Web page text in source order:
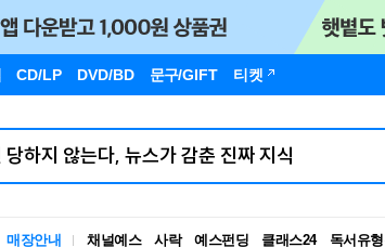
CD/LP DVD/BD 문구/GIFT 티켓
매장안내 채널예스 사락 예스펀딩 클래스24
독서유